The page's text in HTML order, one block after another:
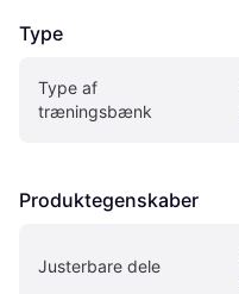
Type
Type af
træningsbænk
Produktegenskaber
Justerbare dele